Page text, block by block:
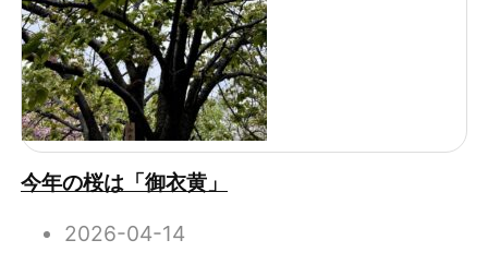
今年の桜は「御衣黄」
2026-04-14